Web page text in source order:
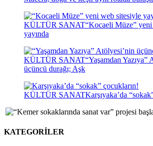
KÜLTÜR SANAT“Kocaeli Müze”
yayında
KÜLTÜR SANAT“Yaşamdan Yazıya”
üçüncü durağı; Aşk
KÜLTÜR SANATKarşıyaka’da
KATEGORİLER